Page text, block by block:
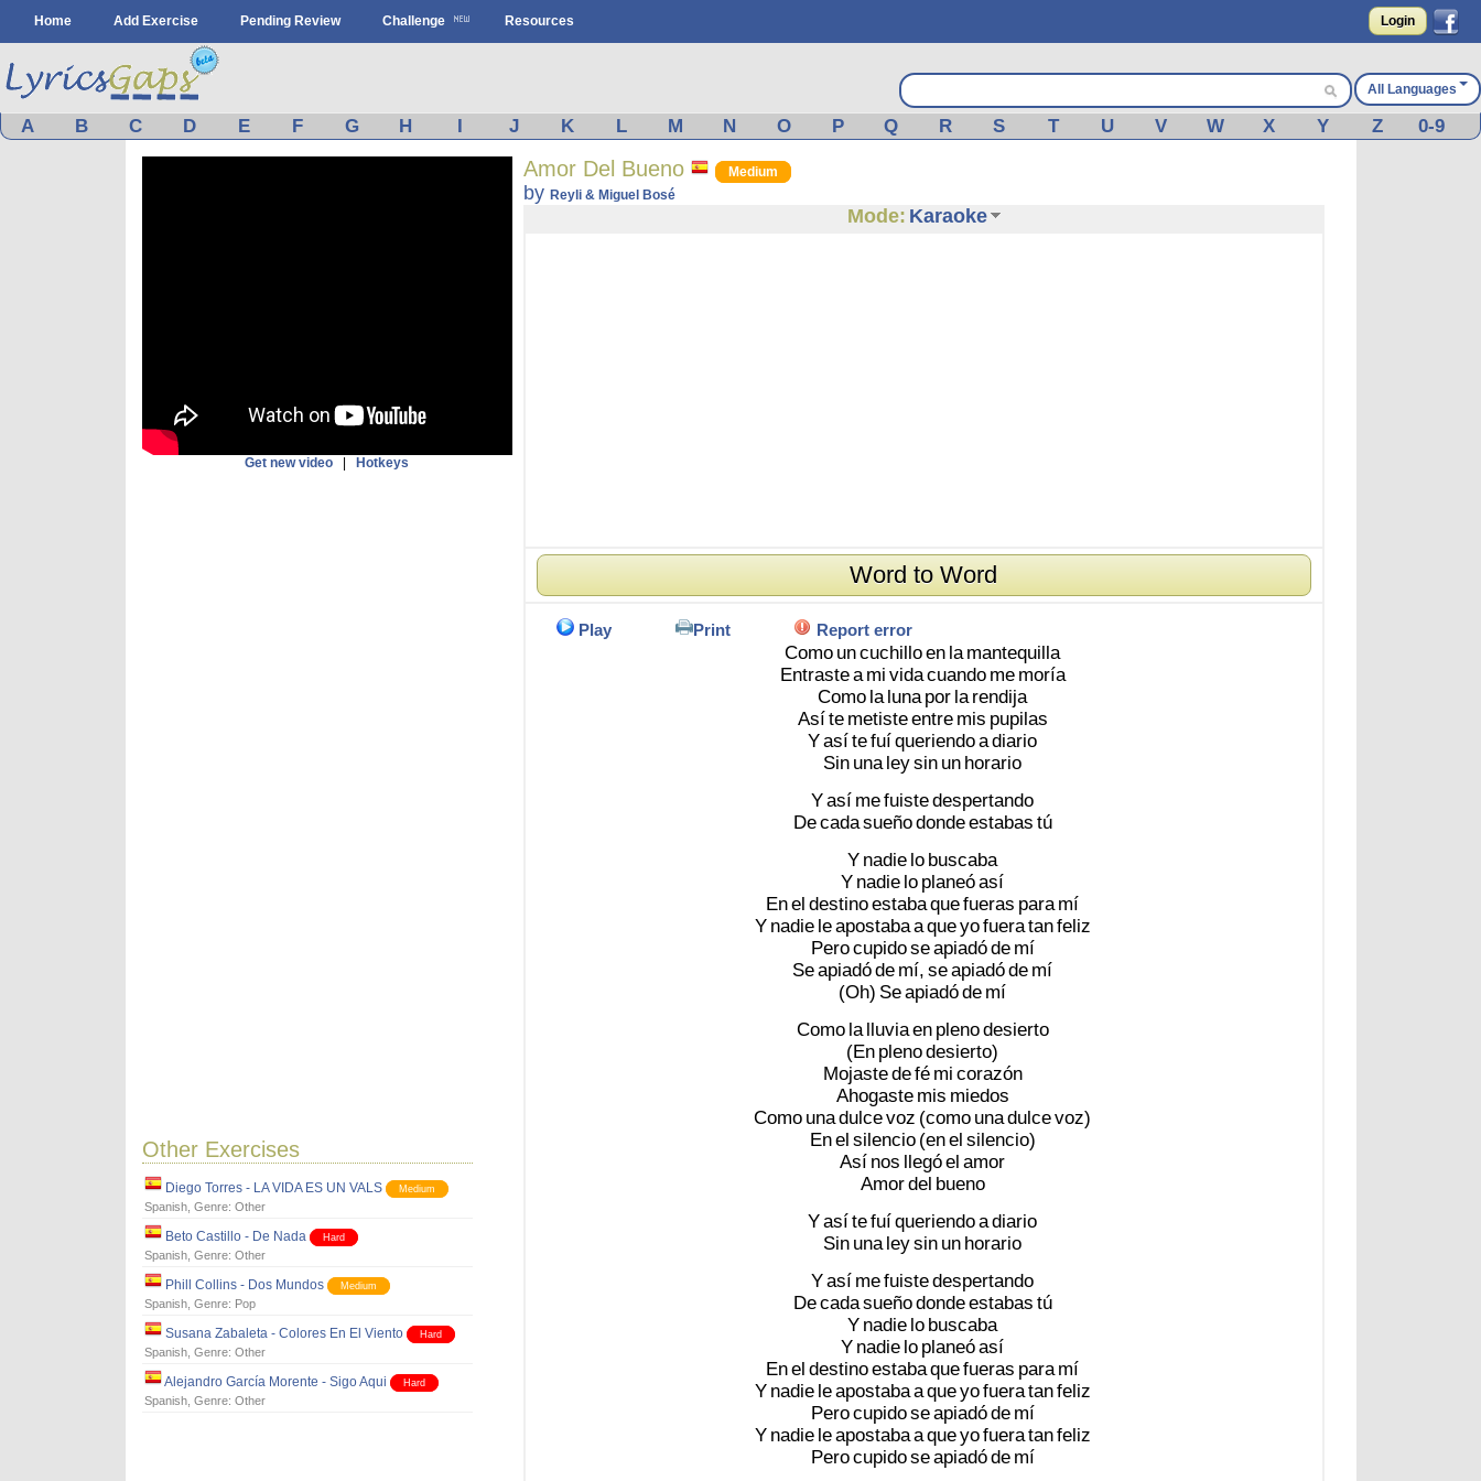
Home Add Exercise Pending Review Challenge Resources Login
All Languages
A B C D E F G H I J K L M N O P Q R S T U V W X Y Z 0-9
Get new video Hotkeys
Other Exercises
Diego Torres - LA VIDA ES UN VALS Medium
Spanish, Genre: Other
Beto Castillo - De Nada Hard
Spanish, Genre: Other
Phill Collins - Dos Mundos Medium
Spanish, Genre: Pop
Susana Zabaleta - Colores En El Viento Hard
Spanish, Genre: Other
Alejandro García Morente - Sigo Aqui Hard
Spanish, Genre: Other
Amor Del Bueno Medium
by Reyli & Miguel Bosé
Mode: Karaoke
Word to Word
Play Print Report error
Como uncuchilloen la mantequilla
Entrastea mi vidacuando me moría
Como la luna por la rendija
Asíte metisteentre mis pupilas
Yasítefuíqueriendoadiario
Sin una leysin un horario
Yasí mefuistedespertando
Decadasueñodondeestabas tú
Y nadie lo buscaba
Y nadie lo planeóasí
Enel destinoestabaquefueras para mí
Y nadie leapostabaaqueyofueratanfeliz
Perocupidoseapiadóde mí
Seapiadóde mí, seapiadóde mí
(Oh) Seapiadóde mí
Como la lluviaen plenodesierto
(En plenodesierto)
Mojastedefé mi corazón
Ahogaste mis miedos
Como unadulcevoz (como unadulcevoz)
Enel silencio (enel silencio)
Así nos llegóel amor
Amordel bueno
Yasítefuíqueriendoadiario
Sin una leysin un horario
Yasí mefuistedespertando
Decadasueñodondeestabas tú
Y nadie lo buscaba
Y nadie lo planeóasí
Enel destinoestabaquefueras para mí
Y nadie leapostabaaqueyofueratanfeliz
Perocupidoseapiadóde mí
Y nadie leapostabaaqueyofueratanfeliz
Perocupidoseapiadóde mí